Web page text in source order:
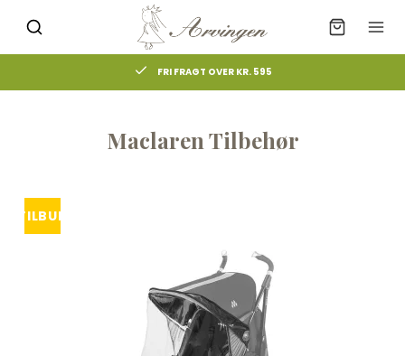
FRI FRAGT OVER KR. 595
Maclaren Tilbehør
TILBUD